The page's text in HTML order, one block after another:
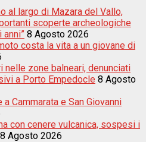
al largo di Mazara del Vallo,
scoperte archeologiche
8 Agosto 2026
costa la vita a un giovane di
nelle zone balneari, denunciati
a Porto Empedocle 8 Agosto
Cammarata e San Giovanni
con cenere vulcanica, sospesi i
8 Agosto 2026